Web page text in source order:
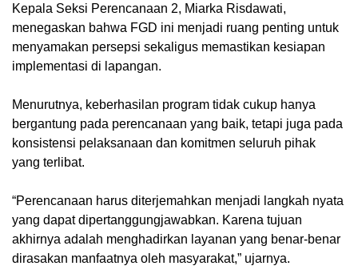
Kepala Seksi Perencanaan 2, Miarka Risdawati,
menegaskan bahwa FGD ini menjadi ruang penting untuk
menyamakan persepsi sekaligus memastikan kesiapan
implementasi di lapangan.
Menurutnya, keberhasilan program tidak cukup hanya
bergantung pada perencanaan yang baik, tetapi juga pada
konsistensi pelaksanaan dan komitmen seluruh pihak
yang terlibat.
“Perencanaan harus diterjemahkan menjadi langkah nyata
yang dapat dipertanggungjawabkan. Karena tujuan
akhirnya adalah menghadirkan layanan yang benar-benar
dirasakan manfaatnya oleh masyarakat,” ujarnya.